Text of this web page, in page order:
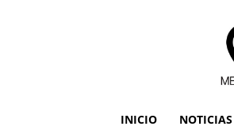
INICIO NOTICIAS